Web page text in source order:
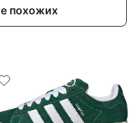
похожих